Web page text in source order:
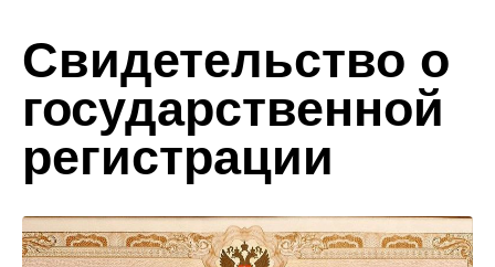
Свидетельство о
государственной
регистрации